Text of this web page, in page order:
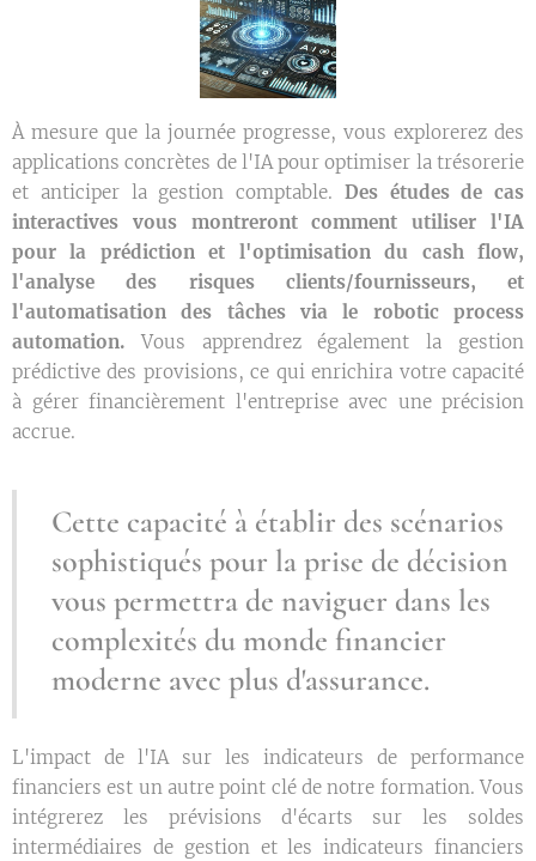
À mesure que la journée progresse, vous explorerez des
applications concrètes de l'IA pour optimiser la trésorerie
et anticiper la gestion comptable. Des études de cas
interactives vous montreront comment utiliser l'IA
pour la prédiction et l'optimisation du cash flow,
l'analyse des risques clients/fournisseurs, et
l'automatisation des tâches via le robotic process
automation. Vous apprendrez également la gestion
prédictive des provisions, ce qui enrichira votre capacité
à gérer financièrement l'entreprise avec une précision
accrue.
Cette capacité à établir des scénarios
sophistiqués pour la prise de décision
vous permettra de naviguer dans les
complexités du monde financier
moderne avec plus d'assurance.
L'impact de l'IA sur les indicateurs de performance
financiers est un autre point clé de notre formation. Vous
intégrerez les prévisions d'écarts sur les soldes
intermédiaires de gestion et les indicateurs financiers